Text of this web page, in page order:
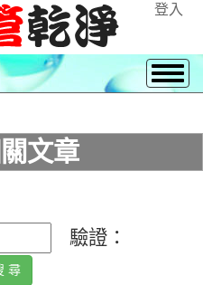
登入
文章
驗證：